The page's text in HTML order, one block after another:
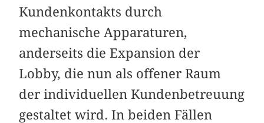
Kundenkontakts durch
mechanische Apparaturen,
anderseits die Expansion der
Lobby, die nun als offener Raum
der individuellen Kundenbetreuung
gestaltet wird. In beiden Fällen